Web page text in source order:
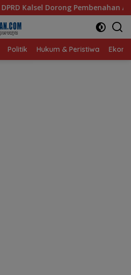
AMKS Hasanuddin
Politik Hukum & Peristiwa